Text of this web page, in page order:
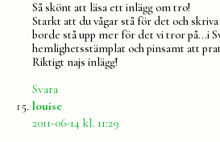
Så skönt att läsa ett inlägg om tro!
Starkt att du vågar stå för det och
borde stå upp mer för det vi tror på…i
hemlighetsstämplat och pinsamt att
Riktigt najs inlägg!
Svara
louisesäger:
2011-06-14 kl. 11:29